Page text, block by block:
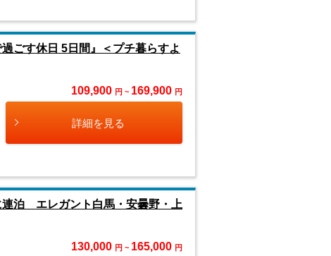
ごす休日 5日間』＜プチ暮らすよ
109,900 円 ~ 169,900 円
詳細を見る
連泊 エレガント白馬・安曇野・上
130,000 円 ~ 165,000 円